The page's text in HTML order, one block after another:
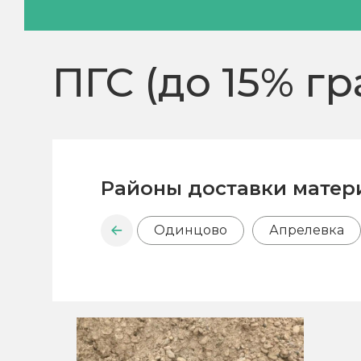
ПГС (до 15%
Районы доставки
Одинцово Апрелевка